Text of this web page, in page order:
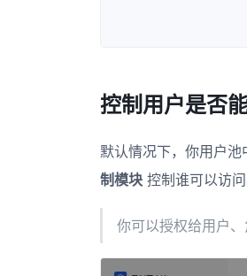
控制用户是否
默认情况下，你用户
制模块 控制谁可以访问
你可以授权给用户